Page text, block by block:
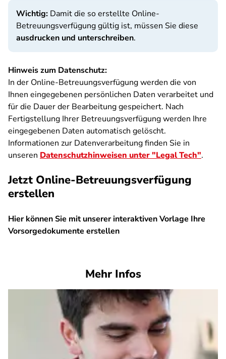
Wichtig: Damit die so erstellte Online-
Betreuungsverfügung gültig ist, müssen Sie diese
ausdrucken und unterschreiben.
Hinweis zum Datenschutz:
In der Online-Betreuungsverfügung werden die von
Ihnen eingegebenen persönlichen Daten verarbeitet und
für die Dauer der Bearbeitung gespeichert. Nach
Fertigstellung Ihrer Betreuungsverfügung werden Ihre
eingegebenen Daten automatisch gelöscht.
Informationen zur Datenverarbeitung finden Sie in
unseren Datenschutzhinweisen unter "Legal Tech".
Jetzt Online-Betreuungsverfügung
erstellen
Hier können Sie mit unserer interaktiven Vorlage Ihre
Vorsorgedokumente erstellen
Mehr Infos